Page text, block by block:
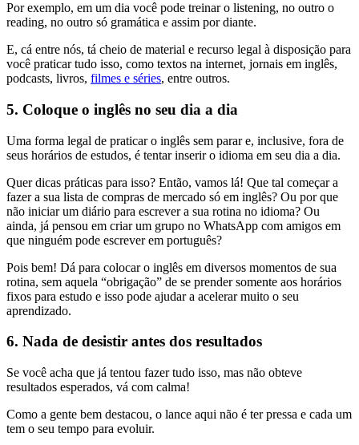
Por exemplo, em um dia você pode treinar o listening, no outro o
reading, no outro só gramática e assim por diante.
E, cá entre nós, tá cheio de material e recurso legal à disposição para
você praticar tudo isso, como textos na internet, jornais em inglês,
podcasts, livros, filmes e séries, entre outros.
5. Coloque o inglês no seu dia a dia
Uma forma legal de praticar o inglês sem parar e, inclusive, fora de
seus horários de estudos, é tentar inserir o idioma em seu dia a dia.
Quer dicas práticas para isso? Então, vamos lá! Que tal começar a
fazer a sua lista de compras de mercado só em inglês? Ou por que
não iniciar um diário para escrever a sua rotina no idioma? Ou
ainda, já pensou em criar um grupo no WhatsApp com amigos em
que ninguém pode escrever em português?
Pois bem! Dá para colocar o inglês em diversos momentos de sua
rotina, sem aquela “obrigação” de se prender somente aos horários
fixos para estudo e isso pode ajudar a acelerar muito o seu
aprendizado.
6. Nada de desistir antes dos resultados
Se você acha que já tentou fazer tudo isso, mas não obteve
resultados esperados, vá com calma!
Como a gente bem destacou, o lance aqui não é ter pressa e cada um
tem o seu tempo para evoluir.